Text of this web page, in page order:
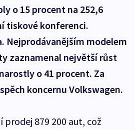
o 15 procent na 252,6
tiskové konferenci.
Nejprodávanějším modelem
zaznamenal největší růst
o 41 procent. Za
koncernu Volkswagen.
879 200 aut, což